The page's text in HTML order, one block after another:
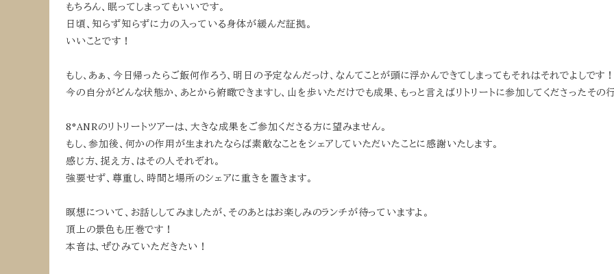
もちろん、眠ってしまってもいいです。
日頃、知らず知らずに力の入っている身体が緩んだ証拠。
いいことです！
もし、あぁ、今日帰ったらご飯何作ろう、明日の予定なんだっけ、なんてことが頭に浮かんできてしまってもそれはそれでよしです
今の自分がどんな状態か、あとから俯瞰できますし、山を歩いただけでも成果、もっと言えばリトリートに参加してくださったその
8°ANRのリトリートツアーは、大きな成果をご参加くださる方に望みません。
もし、参加後、何かの作用が生まれたならば素敵なことをシェアしていただいたことに感謝いたします。
感じ方、捉え方、はその人それぞれ。
強要せず、尊重し、時間と場所のシェアに重きを置きます。
瞑想について、お話ししてみましたが、そのあとはお楽しみのランチが待っていますよ。
頂上の景色も圧巻です！
本音は、ぜひみていただきたい！